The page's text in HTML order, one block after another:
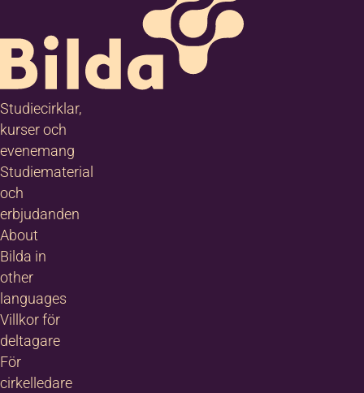
Studiecirklar,
kurser och
evenemang
Studiematerial
och
erbjudanden
About
Bilda in
other
languages
Villkor för
deltagare
För
cirkelledare